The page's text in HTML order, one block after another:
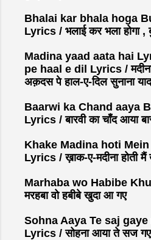
Bhalai kar bhala hoga
Lyrics / भलाई कर भला होगा ,
Madina yaad aata hai
pe haal e dil Lyrics /
अक़दस पे हाल-ए-दिल सुनाना
Baarwi ka Chand aaya
Lyrics / बारवी का चाँद आया
Khake Madina hoti
Lyrics / ख़ाक-ए-मदीना होती मैं
Marhaba wo Habibe
मरहबा वो हबीबे खुदा आ गए
Sohna Aaya Te saj
Lyrics / सोहना आया ते सज गए